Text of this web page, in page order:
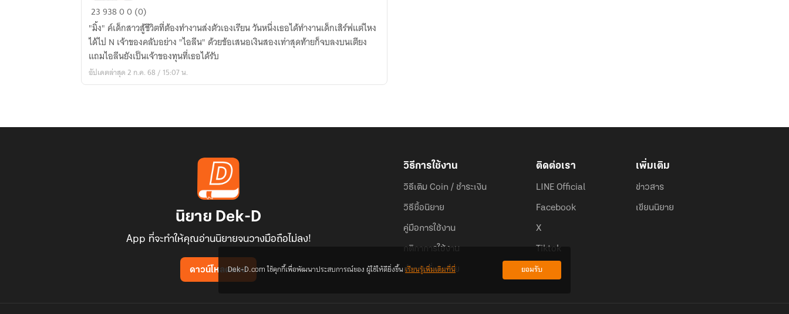
อย่า!!
ตกหลุม
รัก
2393800 (0)
"มิ้ง" ค์เด็กสาวสู้ชีวิตที่ต้องทำงานส่งตัวเองเรียน วันหนึ่งเธอได้ทำงานเด็กเสิร์ฟแต่ไหง
ได้ไป N เจ้าของคลับอย่าง "ไอลีน" ด้วยข้อเสนอเงินสองเท่าสุดท้ายก็จบลงบนเตียง
แถมไอลีนยังเป็นเจ้าของทุนที่เธอได้รับ
อัปเดตล่าสุด 2 ก.ค. 68 / 15:07 น.
นิยาย Dek-D
App ที่จะทำให้คุณอ่านนิยายจนวางมือถือไม่ลง!
ดาวน์โหลดแอป
วิธีการใช้งาน
วิธีเติม Coin / ชำระเงิน
วิธีซื้อนิยาย
คู่มือการใช้งาน
กติกาการใช้งาน
คำถามที่พบบ่อย
ติดต่อเรา
LINE Official
Facebook
X
Tiktok
เพิ่มเติม
ข่าวสาร
เขียนนิยาย
Dek-D.com ใช้คุกกี้เพื่อพัฒนาประสบการณ์ของ ผู้ใช้ให้ดียิ่งขึ้นเรียนรู้เพิ่มเติมที่นี่ ยอมรับ